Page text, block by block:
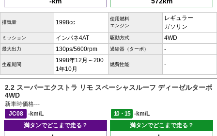
排気量 1998cc
使用燃料
エンジン
レギュラー
ガソリン
ミッション インパネ4AT 駆動方式 4WD
最大出力 130ps/5600rpm 過給器（ターボ） -
生産期間
1998年12月～200
1年10月
燃費性能 -
2.2 スーパーエクストラ リモ スペーシャスルーフ ディーゼルターボ
4WD
新車時価格---
JC08
-km/L 10・15
-km/L
満タンでどこまで走る？
満タンでどこまで走る？